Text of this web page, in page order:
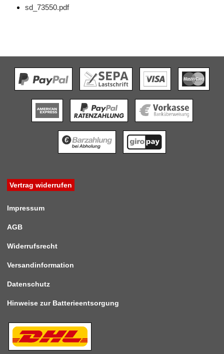
sd_73550.pdf
Vertrag widerrufen
Impressum
AGB
Widerrufsrecht
Versandinformation
Datenschutz
Hinweise zur Batterieentsorgung